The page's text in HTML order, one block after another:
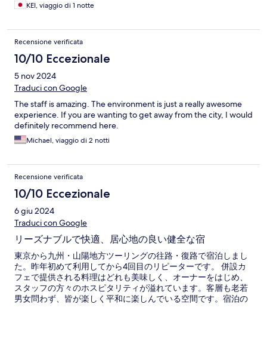
KEI, viaggio di 1 notte
Recensione verificata
10/10 Eccezionale
5 nov 2024
Traduci con Google
The staff is amazing. The environment is just a really awesome
experience. If you are wanting to get away from the city, I would
definitely recommend here.
Michael, viaggio di 2 notti
Recensione verificata
10/10 Eccezionale
6 giu 2024
Traduci con Google
リーズナブルで快適、居心地の良い健全な宿
東京から九州・山陽地方ツーリングの往路・復路で宿泊しまし
た。昨年初めて利用してから4回目のリピーターです。 併設カ
フェで提供される料理はどれも美味しく、オーナーをはじめ、
スタッフの方々のホスピタリティが溢れています。客層も老若
男女問わず、皆が楽しく平和に楽しんでいる空間です。宿泊の